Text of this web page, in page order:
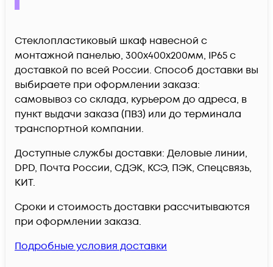
Стеклопластиковый шкаф навесной с
монтажной панелью, 300х400х200мм, IP65 c
доставкой по всей России. Способ доставки вы
выбираете при оформлении заказа:
самовывоз со склада, курьером до адреса, в
пункт выдачи заказа (ПВЗ) или до терминала
транспортной компании.
Доступные службы доставки: Деловые линии,
DPD, Почта России, СДЭК, КСЭ, ПЭК, Спецсвязь,
КИТ.
Сроки и стоимость доставки рассчитываются
при оформлении заказа.
Подробные условия доставки